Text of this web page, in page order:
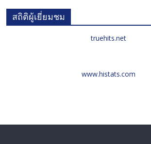
สถิติผู้เยี่ยมชม
truehits.net
www.histats.com